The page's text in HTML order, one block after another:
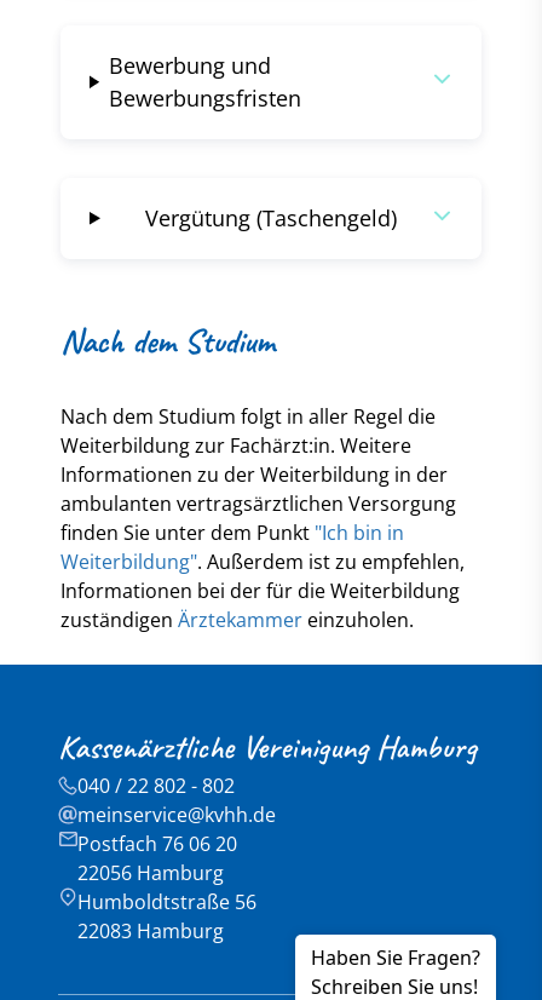
Bewerbung und
Bewerbungsfristen
Vergütung (Taschengeld)
Nach dem Studium
Nach dem Studium folgt in aller Regel die
Weiterbildung zur Fachärzt:in. Weitere
Informationen zu der Weiterbildung in der
ambulanten vertragsärztlichen Versorgung
finden Sie unter dem Punkt "Ich bin in
Weiterbildung". Außerdem ist zu empfehlen,
Informationen bei der für die Weiterbildung
zuständigen Ärztekammer einzuholen.
Haben Sie Fragen?
Schreiben Sie uns!
Kassenärztliche Vereinigung Hamburg
040 / 22 802 - 802
meinservice@kvhh.de
Postfach 76 06 20
22056 Hamburg
Humboldtstraße 56
22083 Hamburg